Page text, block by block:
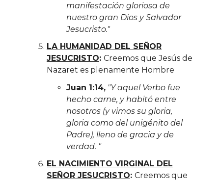
manifestación gloriosa de
nuestro gran Dios y Salvador
Jesucristo."
LA HUMANIDAD DEL SEÑOR
JESUCRISTO: Creemos que Jesús de
Nazaret es plenamente Hombre
Juan 1:14, "Y aquel Verbo fue
hecho carne, y habitó entre
nosotros (y vimos su gloria,
gloria como del unigénito del
Padre), lleno de gracia y de
verdad. "
EL NACIMIENTO VIRGINAL DEL
SEÑOR JESUCRISTO: Creemos que